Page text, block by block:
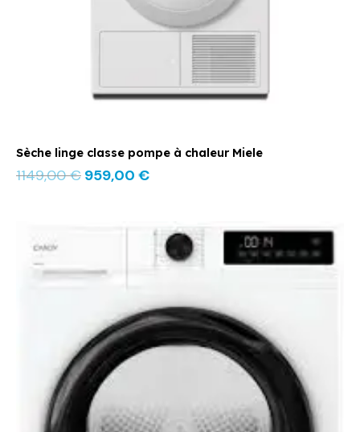
Sèche linge classe pompe à chaleur Miele
1149,00€ 959,00 €
initial
539,00 €.
Le
prix
actuel
389,00 €.